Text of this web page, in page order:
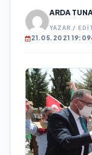
ARDA
YAZAR /
21.05.2021 19:09